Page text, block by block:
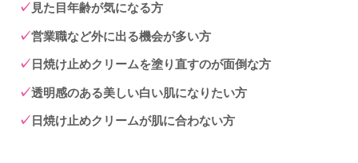
見た目年齢が気になる方
営業職など外に出る機会が多い方
日焼け止めクリームを塗り直すのが面倒な方
透明感のある美しい白い肌になりたい方
日焼け止めクリームが肌に合わない方